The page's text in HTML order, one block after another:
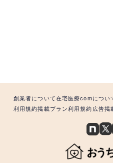
創業者について在宅医療comについ
利用規約掲載プラン利用規約 広告掲